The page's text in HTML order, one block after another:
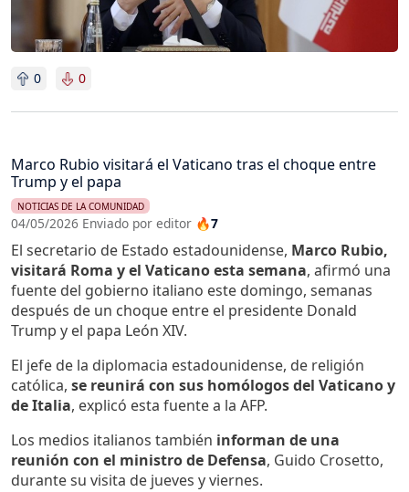
0 0
Marco Rubio visitará el Vaticano tras el choque entre
Trump y el papa
NOTICIAS DE LA COMUNIDAD
04/05/2026 Enviado por editor 🔥7
El secretario de Estado estadounidense, Marco Rubio,
visitará Roma y el Vaticano esta semana, afirmó una
fuente del gobierno italiano este domingo, semanas
después de un choque entre el presidente Donald
Trump y el papa León XIV.
El jefe de la diplomacia estadounidense, de religión
católica, se reunirá con sus homólogos del Vaticano y
de Italia, explicó esta fuente a la AFP.
Los medios italianos también informan de una
reunión con el ministro de Defensa, Guido Crosetto,
durante su visita de jueves y viernes.